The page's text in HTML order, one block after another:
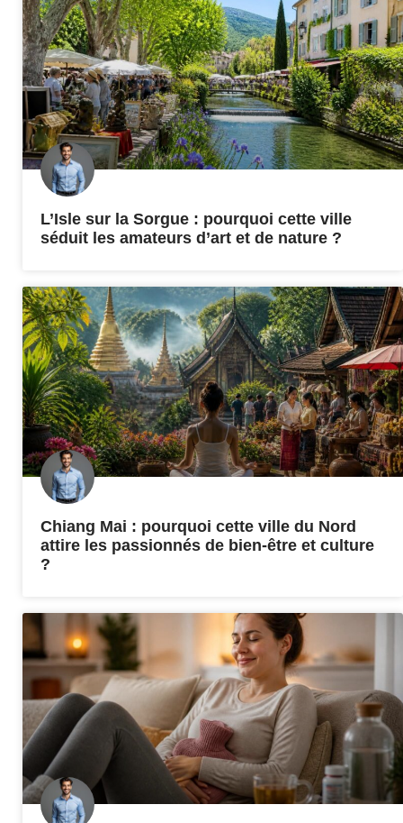
L’Isle sur la Sorgue : pourquoi cette ville
séduit les amateurs d’art et de nature ?
Chiang Mai : pourquoi cette ville du Nord
attire les passionnés de bien-être et culture
?